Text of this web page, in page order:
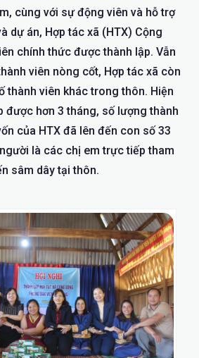
cùng với sự động viên và hỗ trợ
dự án, Hợp tác xã (HTX) Cộng
chính thức được thành lập. Vẫn
viên nòng cốt, Hợp tác xã còn
thành viên khác trong thôn. Hiện
được hơn 3 tháng, số lượng thành
của HTX đã lên đến con số 33
là các chị em trực tiếp tham
sâm dây tại thôn.